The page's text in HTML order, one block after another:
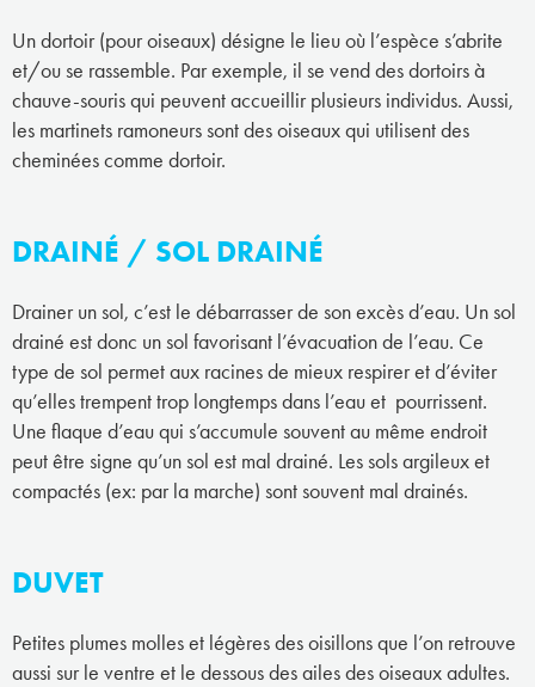
Un dortoir (pour oiseaux) désigne le lieu où l’espèce s’abrite
et/ou se rassemble. Par exemple, il se vend des dortoirs à
chauve-souris qui peuvent accueillir plusieurs individus. Aussi,
les martinets ramoneurs sont des oiseaux qui utilisent des
cheminées comme dortoir.
DRAINÉ / SOL DRAINÉ
Drainer un sol, c’est le débarrasser de son excès d’eau. Un sol
drainé est donc un sol favorisant l’évacuation de l’eau. Ce
type de sol permet aux racines de mieux respirer et d’éviter
qu’elles trempent trop longtemps dans l’eau et pourrissent.
Une flaque d’eau qui s’accumule souvent au même endroit
peut être signe qu’un sol est mal drainé. Les sols argileux et
compactés (ex: par la marche) sont souvent mal drainés.
DUVET
Petites plumes molles et légères des oisillons que l’on retrouve
aussi sur le ventre et le dessous des ailes des oiseaux adultes.